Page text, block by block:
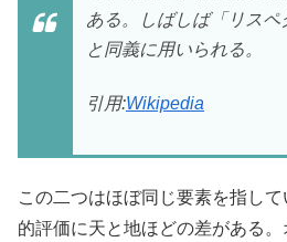
ある。しばしば「リスペ
と同義に用いられる。
引用:Wikipedia
この二つはほぼ同じ要素を指し
的評価に天と地ほどの差がある